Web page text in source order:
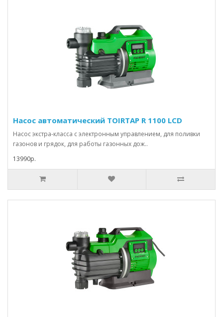
Насос автоматический TOIRTAP R 1100 LCD
Насос экстра-класса с электронным управлением, для поливки
газонов и грядок, для работы газонных дож..
13990р.